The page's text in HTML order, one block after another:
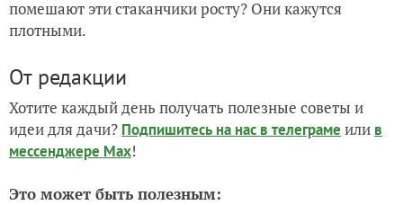
помешают эти стаканчики росту? Они кажутся
плотными.
От редакции
Хотите каждый день получать полезные советы и
идеи для дачи? Подпишитесь на нас в телеграме или в
мессенджере Max!
Это может быть полезным: